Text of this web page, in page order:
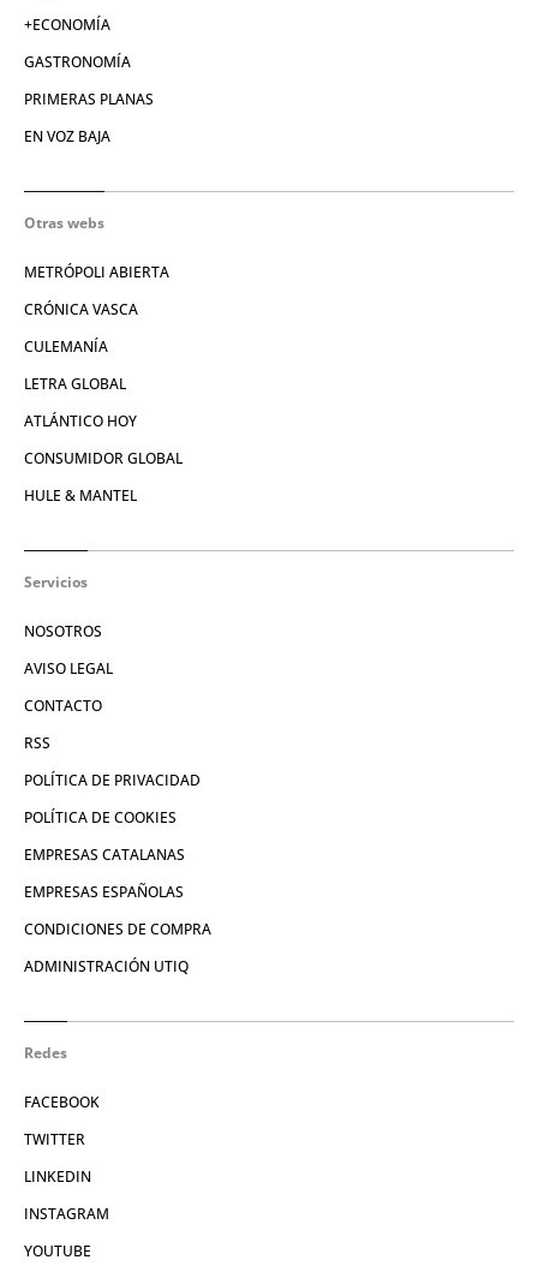
+ECONOMÍA
GASTRONOMÍA
PRIMERAS PLANAS
EN VOZ BAJA
Otras webs
METRÓPOLI ABIERTA
CRÓNICA VASCA
CULEMANÍA
LETRA GLOBAL
ATLÁNTICO HOY
CONSUMIDOR GLOBAL
HULE & MANTEL
Servicios
NOSOTROS
AVISO LEGAL
CONTACTO
RSS
POLÍTICA DE PRIVACIDAD
POLÍTICA DE COOKIES
EMPRESAS CATALANAS
EMPRESAS ESPAÑOLAS
CONDICIONES DE COMPRA
ADMINISTRACIÓN UTIQ
Redes
FACEBOOK
TWITTER
LINKEDIN
INSTAGRAM
YOUTUBE